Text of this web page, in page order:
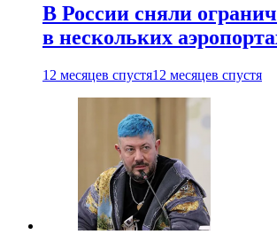
В России сняли
в нескольких
12 месяцев спустя12 месяцев спустя